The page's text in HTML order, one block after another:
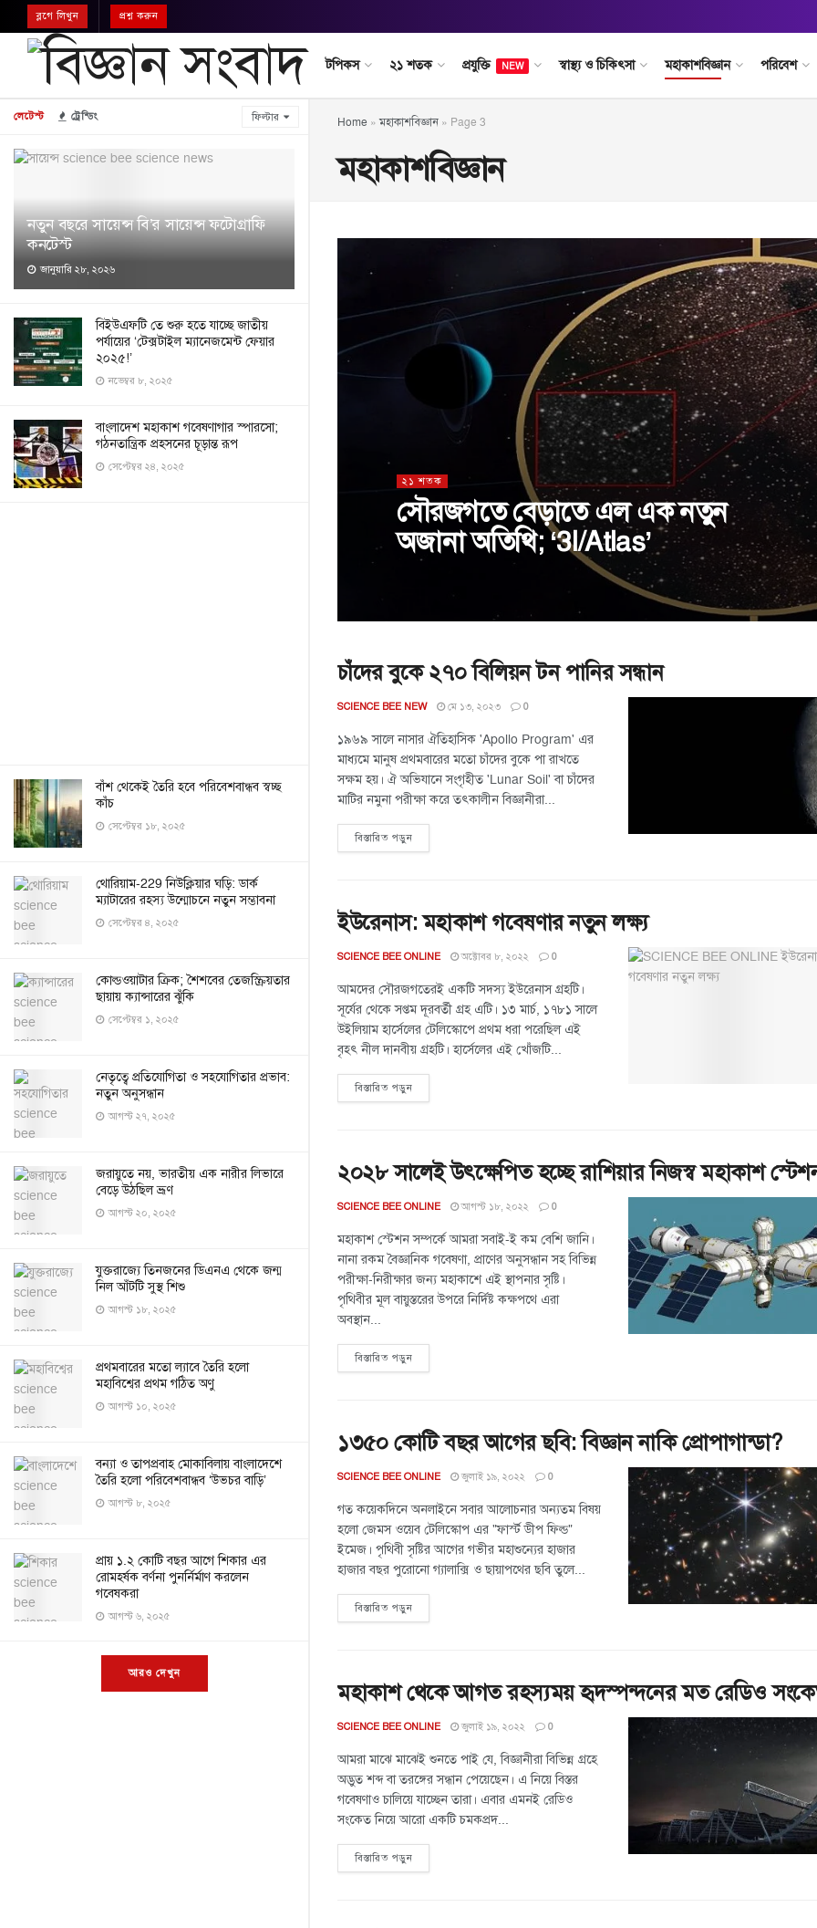
লেটেস্ট ট্রেন্ডিং ফিল্টার
নতুন বছরে সায়েন্স বি’র সায়েন্স ফটোগ্রাফি
কনটেস্ট
জানুয়ারি ২৮, ২০২৬
বিইউএফটি তে শুরু হতে যাচ্ছে জাতীয়
পর্যায়ের ‘টেক্সটাইল ম্যানেজমেন্ট ফেয়ার
২০২৫!’
নভেম্বর ৮, ২০২৫
বাংলাদেশ মহাকাশ গবেষণাগার স্পারসো;
গঠনতান্ত্রিক প্রহসনের চূড়ান্ত রূপ
সেপ্টেম্বর ২৪, ২০২৫
বাঁশ থেকেই তৈরি হবে পরিবেশবান্ধব স্বচ্ছ
কাঁচ
সেপ্টেম্বর ১৮, ২০২৫
থোরিয়াম-229 নিউক্লিয়ার ঘড়ি: ডার্ক
ম্যাটারের রহস্য উন্মোচনে নতুন সম্ভাবনা
সেপ্টেম্বর ৪, ২০২৫
কোল্ডওয়াটার ক্রিক; শৈশবের তেজস্ক্রিয়তার
ছায়ায় ক্যান্সারের ঝুঁকি
সেপ্টেম্বর ১, ২০২৫
নেতৃত্বে প্রতিযোগিতা ও সহযোগিতার প্রভাব:
নতুন অনুসন্ধান
আগস্ট ২৭, ২০২৫
জরায়ুতে নয়, ভারতীয় এক নারীর লিভারে
বেড়ে উঠছিল ভ্রূণ
আগস্ট ২০, ২০২৫
যুক্তরাজ্যে তিনজনের ডিএনএ থেকে জন্ম
নিল আঁটটি সুস্থ শিশু
আগস্ট ১৮, ২০২৫
প্রথমবারের মতো ল্যাবে তৈরি হলো
মহাবিশ্বের প্রথম গঠিত অণু
আগস্ট ১০, ২০২৫
বন্যা ও তাপপ্রবাহ মোকাবিলায় বাংলাদেশে
তৈরি হলো পরিবেশবান্ধব ‘উভচর বাড়ি’
আগস্ট ৮, ২০২৫
প্রায় ১.২ কোটি বছর আগে শিকার এর
রোমহর্ষক বর্ণনা পুনর্নির্মাণ করলেন
গবেষকরা
আগস্ট ৬, ২০২৫
আরও দেখুন
ব্লগে লিখুন প্রশ্ন করুন
টপিকস ২১ শতক প্রযুক্তি NEW স্বাস্থ্য ও চিকিৎসা মহাকাশবিজ্ঞান পরিবেশ
Home »মহাকাশবিজ্ঞান » Page 3
মহাকাশবিজ্ঞান
২১ শতক
সৌরজগতে বেড়াতে এল এক নতুন
অজানা অতিথি; ‘3I/Atlas’
চাঁদের বুকে ২৭০ বিলিয়ন টন পানির সন্ধান
SCIENCE BEE NEW মে ১৩, ২০২৩ 0
১৯৬৯ সালে নাসার ঐতিহাসিক 'Apollo Program' এর
মাধ্যমে মানুষ প্রথমবারের মতো চাঁদের বুকে পা রাখতে
সক্ষম হয়। ঐ অভিযানে সংগৃহীত 'Lunar Soil' বা চাঁদের
মাটির নমুনা পরীক্ষা করে তৎকালীন বিজ্ঞানীরা...
বিস্তারিত পড়ুন
ইউরেনাস: মহাকাশ গবেষণার নতুন লক্ষ্য
SCIENCE BEE ONLINE অক্টোবর ৮, ২০২২ 0
আমদের সৌরজগতেরই একটি সদস্য ইউরেনাস গ্রহটি।
সূর্যের থেকে সপ্তম দূরবর্তী গ্রহ এটি। ১৩ মার্চ, ১৭৮১ সালে
উইলিয়াম হার্সেলের টেলিস্কোপে প্রথম ধরা পরেছিল এই
বৃহৎ নীল দানবীয় গ্রহটি। হার্সেলের এই খোঁজটি...
বিস্তারিত পড়ুন
২০২৮ সালেই উৎক্ষেপিত হচ্ছে রাশিয়ার নিজস্ব মহাকাশ
SCIENCE BEE ONLINE আগস্ট ১৮, ২০২২ 0
মহাকাশ স্টেশন সম্পর্কে আমরা সবাই-ই কম বেশি জানি।
নানা রকম বৈজ্ঞানিক গবেষণা, প্রাণের অনুসন্ধান সহ বিভিন্ন
পরীক্ষা-নিরীক্ষার জন্য মহাকাশে এই স্থাপনার সৃষ্টি।
পৃথিবীর মূল বায়ুস্তরের উপরে নির্দিষ্ট কক্ষপথে এরা
অবস্থান...
বিস্তারিত পড়ুন
১৩৫০ কোটি বছর আগের ছবি: বিজ্ঞান নাকি প্রোপাগান্ডা?
SCIENCE BEE ONLINE জুলাই ১৯, ২০২২ 0
গত কয়েকদিনে অনলাইনে সবার আলোচনার অন্যতম বিষয়
হলো জেমস ওয়েব টেলিস্কোপ এর "ফার্স্ট ডীপ ফিল্ড"
ইমেজ। পৃথিবী সৃষ্টির আগের গভীর মহাশুন্যের হাজার
হাজার বছর পুরোনো গ্যালাক্সি ও ছায়াপথের ছবি তুলে...
বিস্তারিত পড়ুন
মহাকাশ থেকে আগত রহস্যময় হৃদস্পন্দনের মত রেডিও
SCIENCE BEE ONLINE জুলাই ১৯, ২০২২ 0
আমরা মাঝে মাঝেই শুনতে পাই যে, বিজ্ঞানীরা বিভিন্ন গ্রহে
অদ্ভুত শব্দ বা তরঙ্গের সন্ধান পেয়েছেন। এ নিয়ে বিস্তর
গবেষণাও চালিয়ে যাচ্ছেন তারা। এবার এমনই রেডিও
সংকেত নিয়ে আরো একটি চমকপ্রদ...
বিস্তারিত পড়ুন